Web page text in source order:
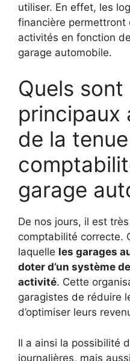
utiliser. En effet, les
financière permettront
activités en fonction
garage automobile.
Quels sont
principaux
de la tenue
garage
De nos jours, il est
comptabilité correcte.
laquelle les garages
doter d’un système
activité. Cette
garagistes de réduire
d’optimiser leurs
Il a ainsi la possibilité
journalières, mais